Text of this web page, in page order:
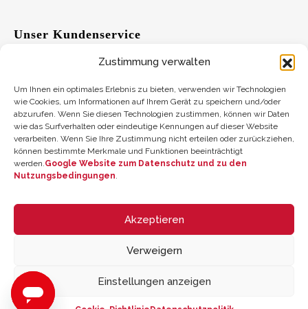
Zustimmung verwalten
Um Ihnen ein optimales Erlebnis zu bieten, verwenden wir Technologien
wie Cookies, um Informationen auf Ihrem Gerät zu speichern und/oder
abzurufen. Wenn Sie diesen Technologien zustimmen, können wir Daten
wie das Surfverhalten oder eindeutige Kennungen auf dieser Website
verarbeiten. Wenn Sie Ihre Zustimmung nicht erteilen oder zurückziehen,
können bestimmte Merkmale und Funktionen beeinträchtigt
werden.Google Website zum Datenschutz und zu den
Nutzungsbedingungen.
Akzeptieren
Verweigern
Einstellungen anzeigen
Unser Kundenservice
Hilfe
Vorschläge
Wo Sie uns finden
Saldo der Geschenkkarte
© 2026 ZYCLE OFFICIAL | The Latest Technology for your Workouts